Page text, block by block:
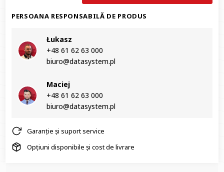
PERSOANA RESPONSABILĂ DE PRODUS
Łukasz
+48 61 62 63 000‬
biuro@datasystem.pl
Maciej
+48 61 62 63 000‬
biuro@datasystem.pl
Garanție și suport service
Opțiuni disponibile și cost de livrare